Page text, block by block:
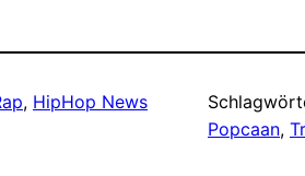
, HipHop News
Popcaan,